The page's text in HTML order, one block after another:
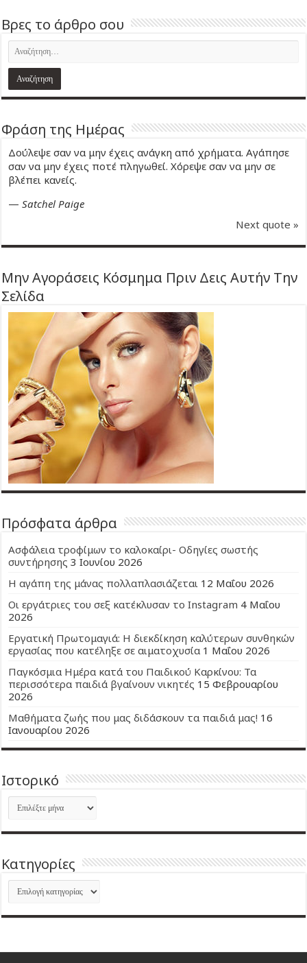
Βρες το άρθρο σου
Φράση της Ημέρας
Δούλεψε σαν να μην έχεις ανάγκη από χρήματα. Αγάπησε
σαν να μην έχεις ποτέ πληγωθεί. Χόρεψε σαν να μην σε
βλέπει κανείς.
—Satchel Paige
Next quote »
Μην Αγοράσεις Κόσμημα Πριν Δεις Αυτήν Την
Σελίδα
Πρόσφατα άρθρα
Ασφάλεια τροφίμων το καλοκαίρι- Οδηγίες σωστής
συντήρησης 3 Ιουνίου 2026
Η αγάπη της μάνας πολλαπλασιάζεται 12 Μαΐου 2026
Οι εργάτριες του σεξ κατέκλυσαν το Instagram 4 Μαΐου
2026
Εργατική Πρωτομαγιά: Η διεκδίκηση καλύτερων συνθηκών
εργασίας που κατέληξε σε αιματοχυσία 1 Μαΐου 2026
Παγκόσμια Ημέρα κατά του Παιδικού Καρκίνου: Τα
περισσότερα παιδιά βγαίνουν νικητές 15 Φεβρουαρίου
2026
Μαθήματα ζωής που μας διδάσκουν τα παιδιά μας! 16
Ιανουαρίου 2026
Ιστορικό
Ιστορικό
Kατηγορίες
Kατηγορίες